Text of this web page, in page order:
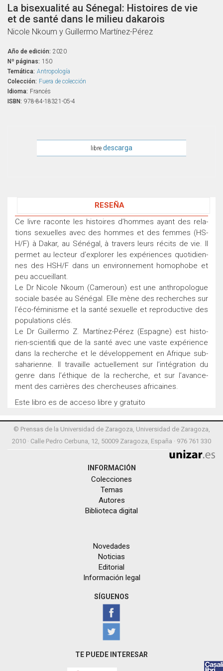
La bisexualité au Sénegal: Histoires de vie
et de santé dans le milieu dakarois
Nicole Nkoum y Guillermo Martínez-Pérez
Año de edición: 2020
Nº páginas: 150
Temática: Antropología
Colección: Fuera de colección
Idioma: Francés
ISBN: 978-84-18321-05-4
libre descarga
RESEÑA
Ce livre raconte les histoires d’hommes ayant des rela-
tions sexuelles avec des hommes et des femmes (HS-
H/F) à Dakar, au Sénégal, à travers leurs récits de vie. Il
permet au lecteur d’explorer les expériences quotidien-
nes des HSH/F dans un environnement homophobe et
peu accueillant.
Le Dr Nicole Nkoum (Cameroun) est une anthropologue
sociale basée au Sénégal. Elle mène des recherches sur
l’éco-féminisme et la santé sexuelle et reproductive des
populations clés.
Le Dr Guillermo Z. Martínez-Pérez (Espagne) est histo-
rien-scientiﬁ que de la santé avec une vaste expérience
dans la recherche et le développement en Afrique sub-
saharienne. Il travaille actuellement sur l’intégration du
genre dans l’éthique de la recherche, et sur l’avance-
ment des carrières des chercheuses africaines.
Este libro es de acceso libre y gratuito
© Prensas de la Universidad de Zaragoza, Universidad de Zaragoza,
2010 · Calle Pedro Cerbuna, 12, 50009 Zaragoza, España · 976 761 330
INFORMACIÓN
Colecciones
Temas
Autores
Biblioteca digital
Novedades
Noticias
Editorial
Información legal
SÍGUENOS
TE PUEDE INTERESAR